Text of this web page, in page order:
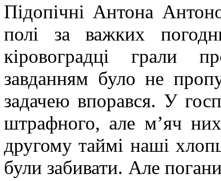
Підопічні Антона
полі за важких
кіровоградці грали
завданням було не
задачею впорався. У
штрафного, але м’яч
другому таймі наші
були забивати. Але